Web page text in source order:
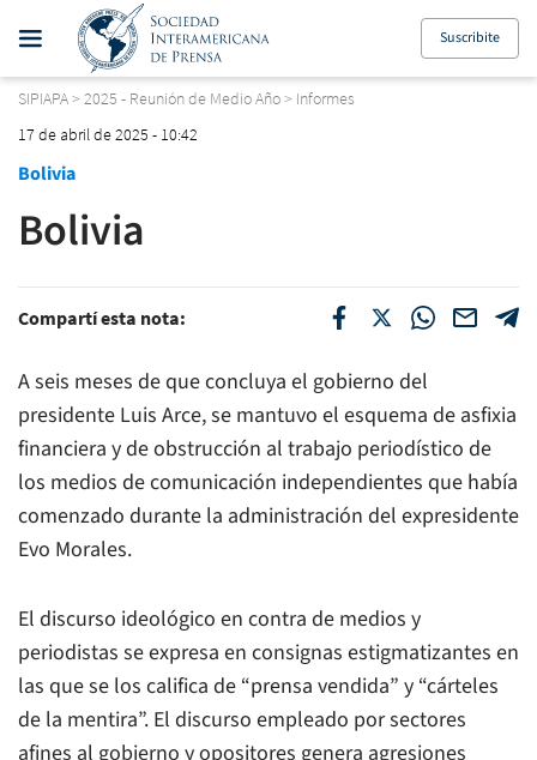
Suscribite
SIPIAPA> 2025 - Reunión de Medio Año> Informes
17 de abril de 2025 - 10:42
Bolivia
Bolivia
Compartí esta nota:
A seis meses de que concluya el gobierno del
presidente Luis Arce, se mantuvo el esquema de asfixia
financiera y de obstrucción al trabajo periodístico de
los medios de comunicación independientes que había
comenzado durante la administración del expresidente
Evo Morales.
El discurso ideológico en contra de medios y
periodistas se expresa en consignas estigmatizantes en
las que se los califica de “prensa vendida” y “cárteles
de la mentira”. El discurso empleado por sectores
afines al gobierno y opositores genera agresiones